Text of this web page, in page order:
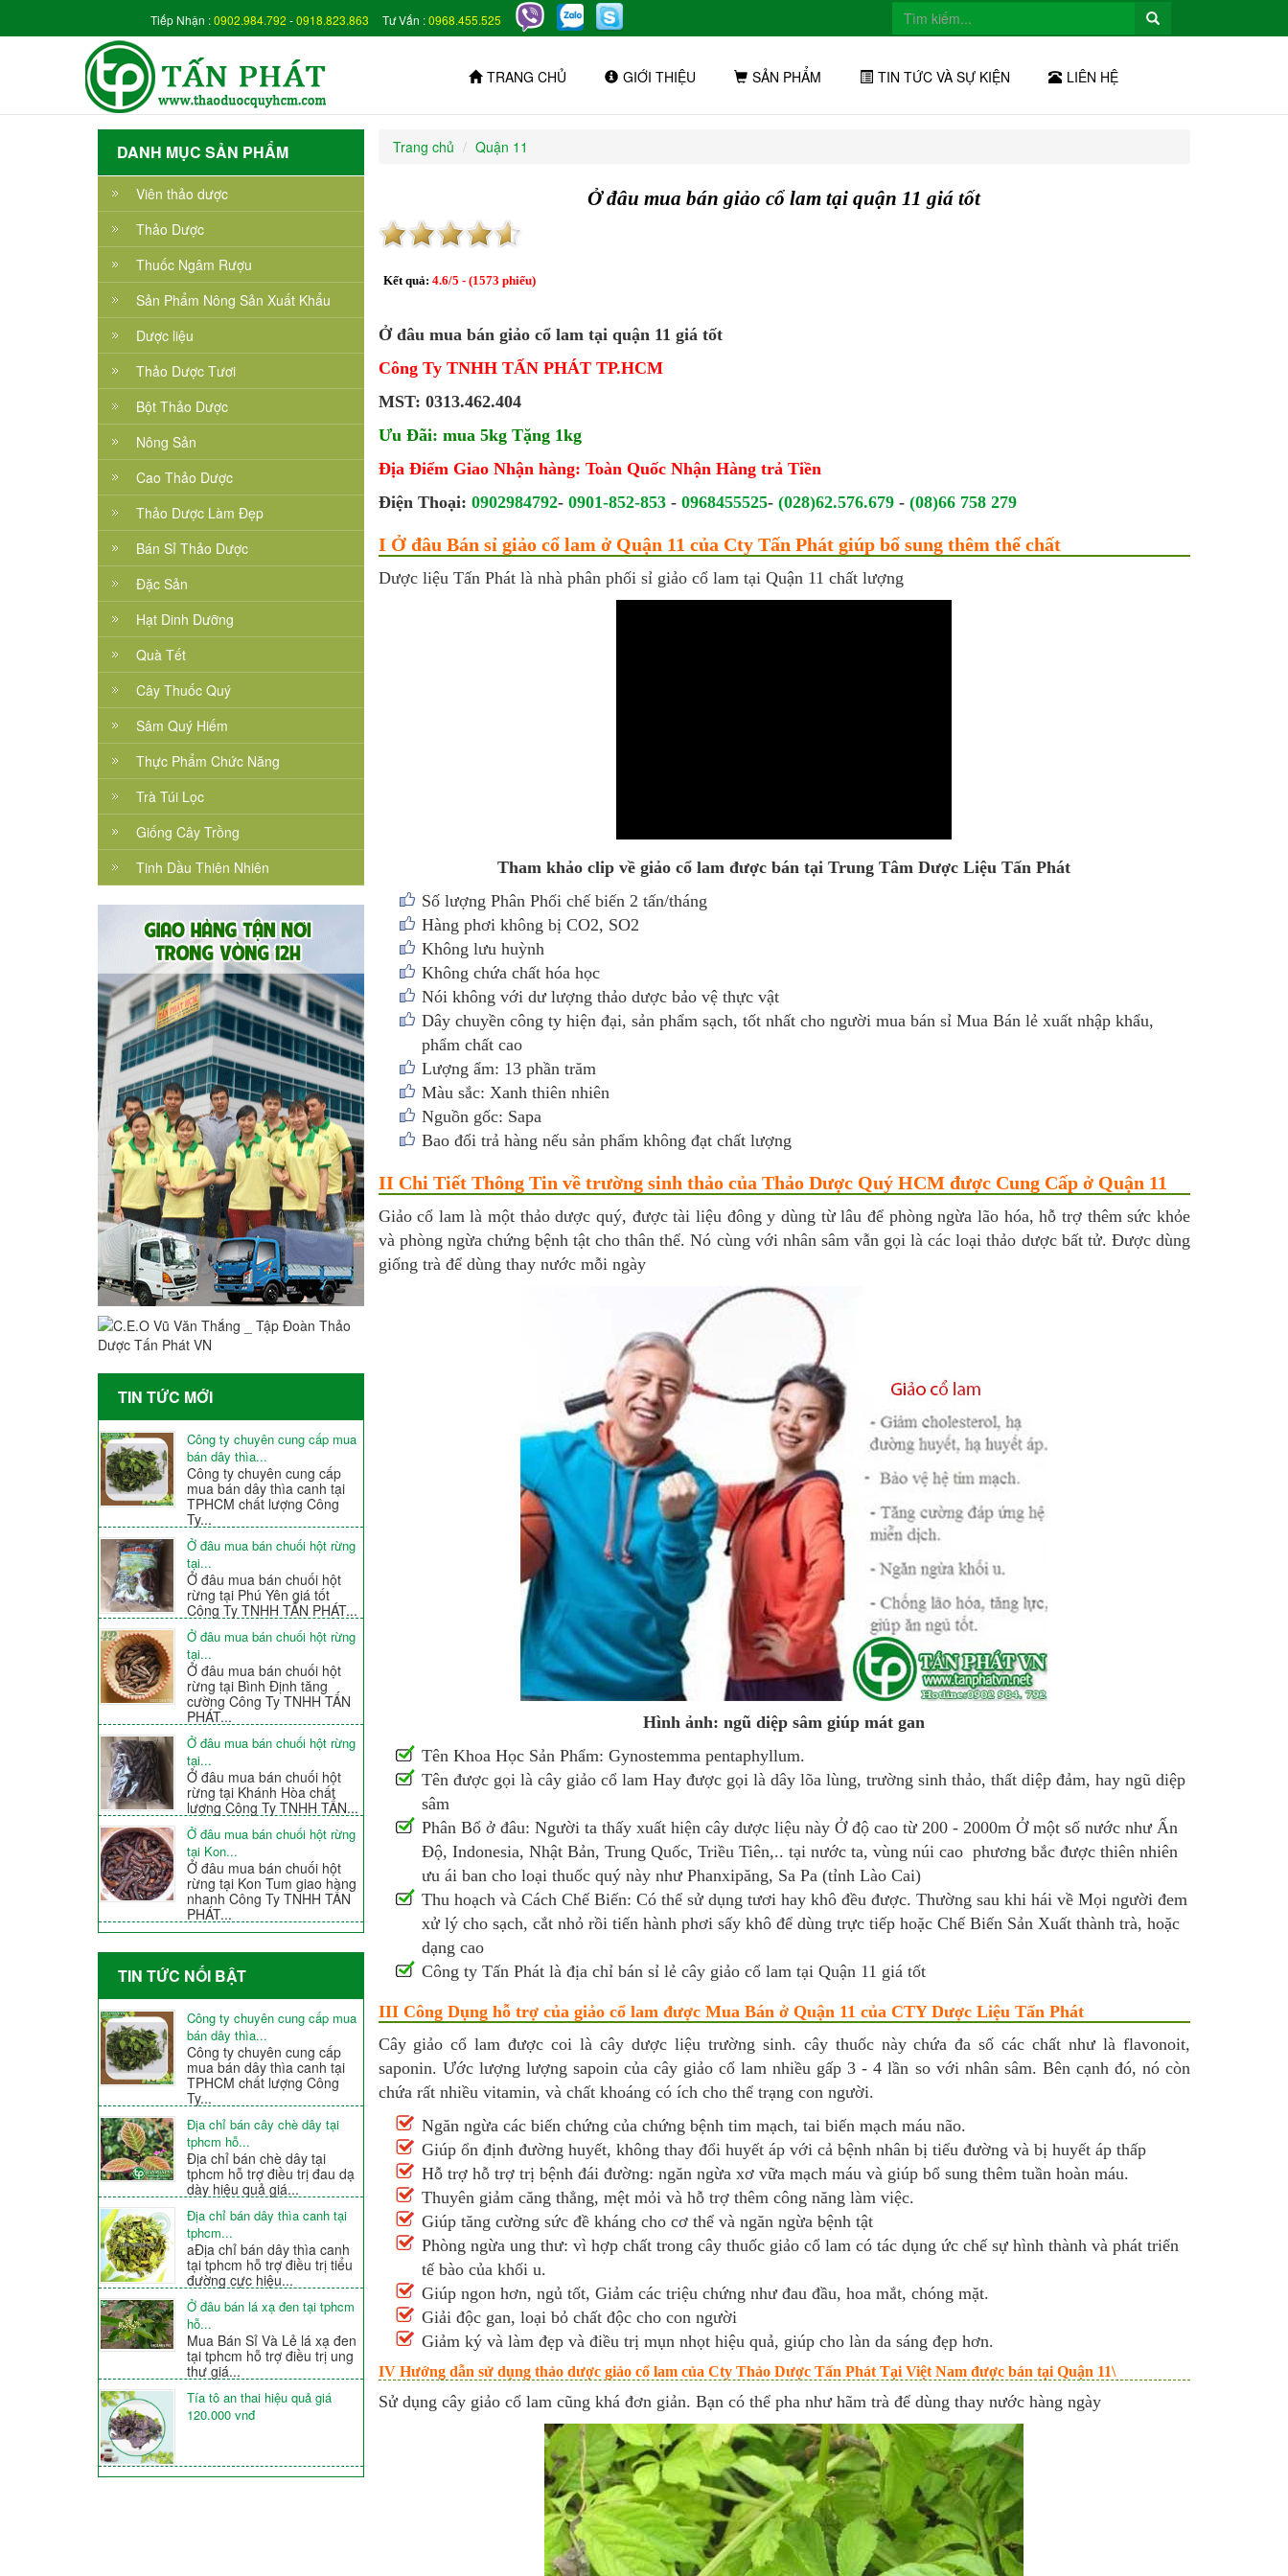
Tiếp Nhận :0902.984.792 -0918.823.863 Tư Vấn :0968.455.525
TRANG CHỦ GIỚI THIỆU SẢN PHẨM TIN TỨC VÀ SỰ KIỆN LIÊN HỆ
DANH MỤC SẢN PHẨM
Viên thảo dược
Thảo Dược
Thuốc Ngâm Rượu
Sản Phẩm Nông Sản Xuất Khẩu
Dược liệu
Thảo Dược Tươi
Bột Thảo Dược
Nông Sản
Cao Thảo Dược
Thảo Dược Làm Đẹp
Bán Sỉ Thảo Dược
Đặc Sản
Hạt Dinh Dưỡng
Quà Tết
Cây Thuốc Quý
Sâm Quý Hiếm
Thực Phẩm Chức Năng
Trà Túi Lọc
Giống Cây Trồng
Tinh Dầu Thiên Nhiên
TIN TỨC MỚI
Công ty chuyên cung cấp mua
bán dây thìa...
Công ty chuyên cung cấp
mua bán dây thìa canh tại
TPHCM chất lượng Công
Ty...
Ở đâu mua bán chuối hột rừng
tại...
Ở đâu mua bán chuối hột
rừng tại Phú Yên giá tốt
Công Ty TNHH TẤN PHÁT...
Ở đâu mua bán chuối hột rừng
tại...
Ở đâu mua bán chuối hột
rừng tại Bình Định tăng
cường Công Ty TNHH TẤN
PHÁT...
Ở đâu mua bán chuối hột rừng
tại...
Ở đâu mua bán chuối hột
rừng tại Khánh Hòa chất
lượng Công Ty TNHH TẤN...
Ở đâu mua bán chuối hột rừng
tại Kon...
Ở đâu mua bán chuối hột
rừng tại Kon Tum giao hàng
nhanh Công Ty TNHH TẤN
PHÁT...
TIN TỨC NỐI BẬT
Công ty chuyên cung cấp mua
bán dây thìa...
Công ty chuyên cung cấp
mua bán dây thìa canh tại
TPHCM chất lượng Công
Ty...
Địa chỉ bán cây chè dây tại
tphcm hỗ...
Địa chỉ bán chè dây tại
tphcm hỗ trợ điều trị đau dạ
dày hiệu quả giá...
Địa chỉ bán dây thìa canh tại
tphcm...
aĐịa chỉ bán dây thìa canh
tại tphcm hỗ trợ điều trị tiểu
đường cực hiệu...
Ở đâu bán lá xạ đen tại tphcm
hỗ...
Mua Bán Sỉ Và Lẻ lá xạ đen
tại tphcm hỗ trợ điều trị ung
thư giá...
Tía tô an thai hiệu quả giá
120.000 vnđ
Trang chủ Quận 11
Ở đâu mua bán giảo cổ lam tại quận 11 giá tốt
Kết quả: 4.6/5 - (1573 phiếu)
Ở đâu mua bán giảo cổ lam tại quận 11 giá tốt
Công Ty TNHH TẤN PHÁT TP.HCM
MST: 0313.462.404
Ưu Đãi: mua 5kg Tặng 1kg
Địa Điểm Giao Nhận hàng: Toàn Quốc Nhận Hàng trả Tiền
Điện Thoại: 0902984792- 0901-852-853- 0968455525- (028)62.576.679- (08)66 758 279
I Ở đâu Bán sỉ giảo cổ lam ở Quận 11 của Cty Tấn Phát giúp bổ sung thêm thể chất
Dược liệu Tấn Phát là nhà phân phối sỉ giảo cổ lam tại Quận 11 chất lượng
Tham khảo clip về giảo cổ lam được bán tại Trung Tâm Dược Liệu Tấn Phát
Số lượng Phân Phối chế biến 2 tấn/tháng
Hàng phơi không bị CO2, SO2
Không lưu huỳnh
Không chứa chất hóa học
Nói không với dư lượng thảo dược bảo vệ thực vật
Dây chuyền công ty hiện đại, sản phẩm sạch, tốt nhất cho người mua bán sỉ Mua Bán lẻ xuất nhập khẩu,
phẩm chất cao
Lượng ẩm: 13 phần trăm
Màu sắc: Xanh thiên nhiên
Nguồn gốc: Sapa
Bao đổi trả hàng nếu sản phẩm không đạt chất lượng
II Chi Tiết Thông Tin về trường sinh thảo của Thảo Dược Quý HCM được Cung Cấp ở Quận 11
Giảo cổ lam là một thảo dược quý, được tài liệu đông y dùng từ lâu để phòng ngừa lão hóa, hỗ trợ thêm sức khỏe
và phòng ngừa chứng bệnh tật cho thân thể. Nó cùng với nhân sâm vẫn gọi là các loại thảo dược bất tử. Được dùng
giống trà để dùng thay nước mỗi ngày
Hình ảnh: ngũ diệp sâm giúp mát gan
Tên Khoa Học Sản Phẩm: Gynostemma pentaphyllum.
Tên được gọi là cây giảo cổ lam Hay được gọi là dây lõa lùng, trường sinh thảo, thất diệp đảm, hay ngũ diệp
sâm
Phân Bổ ở đâu: Người ta thấy xuất hiện cây dược liệu này Ở độ cao từ 200 - 2000m Ở một số nước như Ấn
Độ, Indonesia, Nhật Bản, Trung Quốc, Triều Tiên,.. tại nước ta, vùng núi cao phương bắc được thiên nhiên
ưu ái ban cho loại thuốc quý này như Phanxipăng, Sa Pa (tỉnh Lào Cai)
Thu hoạch và Cách Chế Biến: Có thể sử dụng tươi hay khô đều được. Thường sau khi hái về Mọi người đem
xử lý cho sạch, cắt nhỏ rồi tiến hành phơi sấy khô để dùng trực tiếp hoặc Chế Biến Sản Xuất thành trà, hoặc
dạng cao
Công ty Tấn Phát là địa chỉ bán sỉ lẻ cây giảo cổ lam tại Quận 11 giá tốt
III Công Dụng hỗ trợ của giảo cổ lam được Mua Bán ở Quận 11 của CTY Dược Liệu Tấn Phát
Cây giảo cổ lam được coi là cây dược liệu trường sinh. cây thuốc này chứa đa số các chất như là flavonoit,
saponin. Ước lượng lượng sapoin của cây giảo cổ lam nhiều gấp 3 - 4 lần so với nhân sâm. Bên cạnh đó, nó còn
chứa rất nhiều vitamin, và chất khoáng có ích cho thể trạng con người.
Ngăn ngừa các biến chứng của chứng bệnh tim mạch, tai biến mạch máu não.
Giúp ổn định đường huyết, không thay đổi huyết áp với cả bệnh nhân bị tiểu đường và bị huyết áp thấp
Hỗ trợ hỗ trợ trị bệnh đái đường: ngăn ngừa xơ vữa mạch máu và giúp bổ sung thêm tuần hoàn máu.
Thuyên giảm căng thẳng, mệt mỏi và hỗ trợ thêm công năng làm việc.
Giúp tăng cường sức đề kháng cho cơ thể và ngăn ngừa bệnh tật
Phòng ngừa ung thư: vì hợp chất trong cây thuốc giảo cổ lam có tác dụng ức chế sự hình thành và phát triển
tế bào của khối u.
Giúp ngon hơn, ngủ tốt, Giảm các triệu chứng như đau đầu, hoa mắt, chóng mặt.
Giải độc gan, loại bỏ chất độc cho con người
Giảm ký và làm đẹp và điều trị mụn nhọt hiệu quả, giúp cho làn da sáng đẹp hơn.
IV Hướng dẫn sử dụng thảo dược giảo cổ lam của Cty Thảo Dược Tấn Phát Tại Việt Nam được bán tại Quận 11\
Sử dụng cây giảo cổ lam cũng khá đơn giản. Bạn có thể pha như hãm trà để dùng thay nước hàng ngày